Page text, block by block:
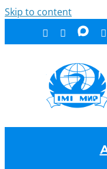
Skip to content